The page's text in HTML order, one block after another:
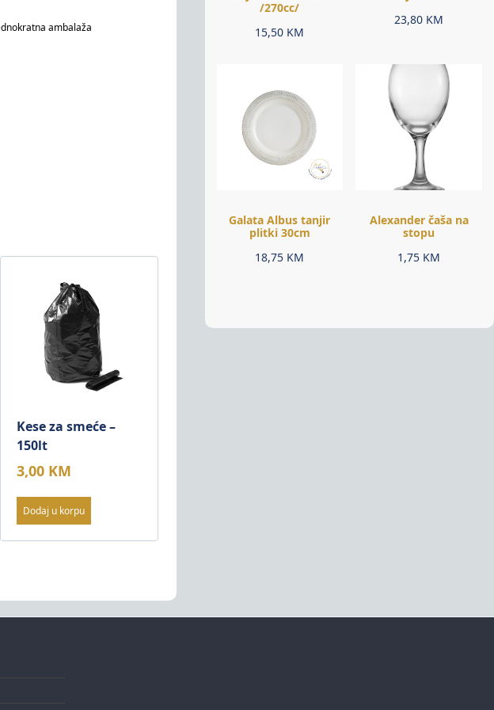
ambalaža
Kese za smeće –
150lt
3,00 KM
Dodaj u korpu
/270cc/
15,50 KM
23,80 KM
Galata Albus tanjir
plitki 30cm
18,75 KM
Alexander čaša na
stopu
1,75 KM